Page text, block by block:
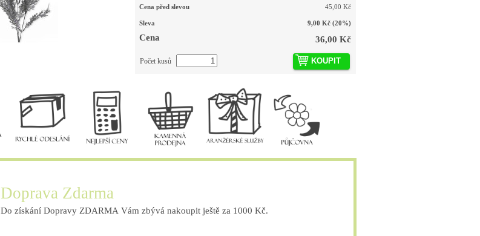
Cena před slevou 45,00 Kč
Sleva 9,00 Kč (20%)
Cena 36,00 Kč
KOUPIT
Počet kusů
Doprava Zdarma
Do získání Dopravy ZDARMA Vám zbývá nakoupit ještě za 1000 Kč.